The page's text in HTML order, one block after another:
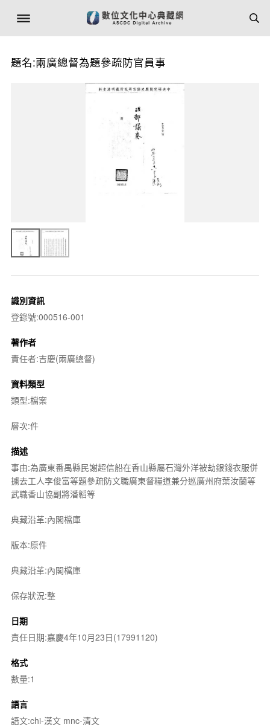
題名:兩廣總督為題參疏防官員事
識別資訊
登錄號:000516-001
著作者
責任者:吉慶(兩廣總督)
資料類型
類型:檔案
層次:件
描述
事由:為廣東番禺縣民謝超信船在香山縣屬石灣外洋被劫銀錢衣服併
擄去工人李俊富等題參疏防文職廣東督糧道兼分巡廣州府葉汝蘭等
武職香山協副將潘韜等
典藏沿革:內閣檔庫
版本:原件
典藏沿革:內閣檔庫
保存狀況:整
日期
責任日期:嘉慶4年10月23日(17991120)
格式
數量:1
語言
語文:chi-漢文 mnc-清文